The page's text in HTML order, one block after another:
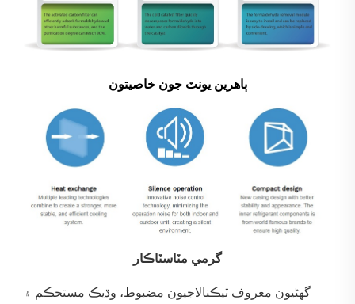
ٻاھرين يونٽ جون خاصيتون
گرمي مٽاسٽاڪار
گھڻيون معروف ٽيڪنالاجيون مضبوط، وڌيڪ مستحڪم ۽